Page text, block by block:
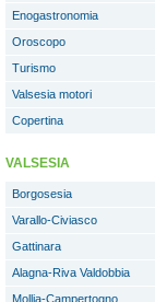
Enogastronomia
Oroscopo
Turismo
Valsesia motori
Copertina
VALSESIA
Borgosesia
Varallo-Civiasco
Gattinara
Alagna-Riva Valdobbia
Mollia-Campertogno